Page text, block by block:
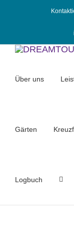
Über uns
Gärten
Logbuch